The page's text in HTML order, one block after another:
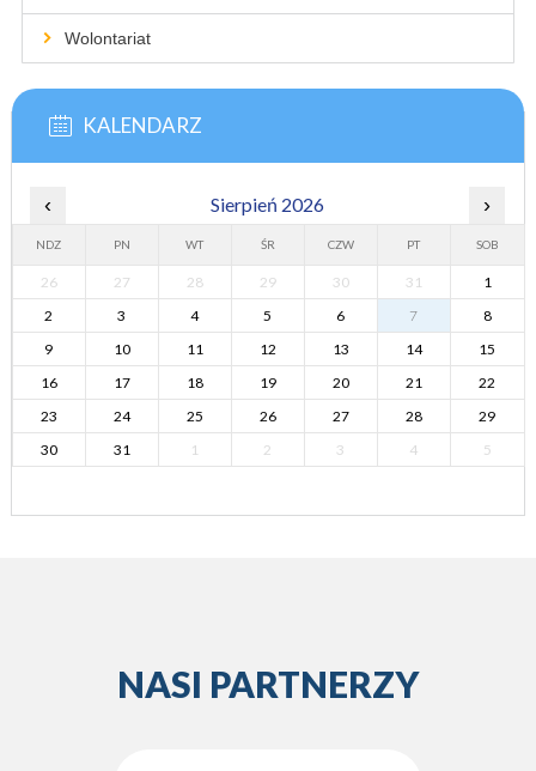
Wolontariat
KALENDARZ
‹ Sierpień 2026 ›
NDZ PN WT ŚR CZW PT SOB
26 27 28 29 30 31
1
2
3 4 5 6 7
8
9
10 11 12 13 14
15
16
17 18 19 20 21
22
23
24 25 26 27 28
29
30
31 1 2 3 4 5
NASI PARTNERZY